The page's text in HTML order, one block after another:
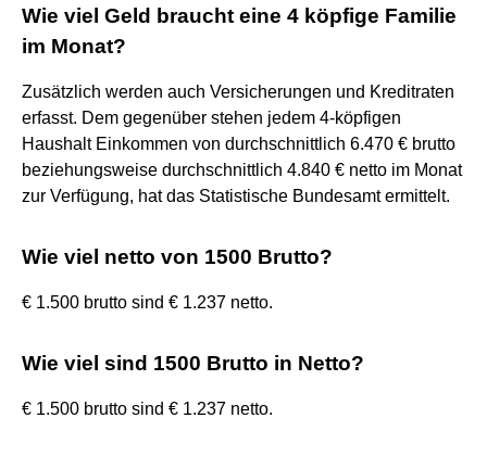
Wie viel Geld braucht eine 4 köpfige Familie
im Monat?
Zusätzlich werden auch Versicherungen und Kreditraten
erfasst. Dem gegenüber stehen jedem 4-köpfigen
Haushalt Einkommen von durchschnittlich 6.470 € brutto
beziehungsweise durchschnittlich 4.840 € netto im Monat
zur Verfügung, hat das Statistische Bundesamt ermittelt.
Wie viel netto von 1500 Brutto?
€ 1.500 brutto sind € 1.237 netto.
Wie viel sind 1500 Brutto in Netto?
€ 1.500 brutto sind € 1.237 netto.